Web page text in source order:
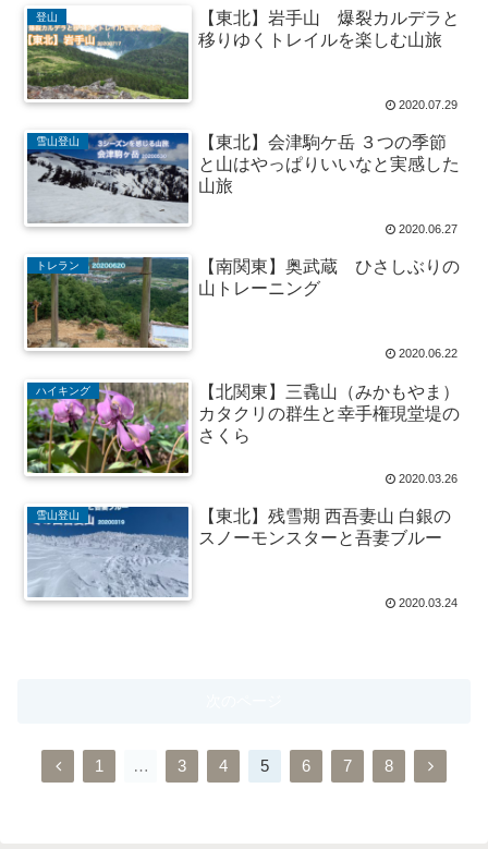
登山
【東北】岩手山 爆裂カルデラと
移りゆくトレイルを楽しむ山旅
2020.07.29
雪山登山
【東北】会津駒ケ岳 ３つの季節
と山はやっぱりいいなと実感した
山旅
2020.06.27
トレラン
【南関東】奥武蔵 ひさしぶりの
山トレーニング
2020.06.22
ハイキング
【北関東】三毳山（みかもやま）
カタクリの群生と幸手権現堂堤の
さくら
2020.03.26
雪山登山
【東北】残雪期 西吾妻山 白銀の
スノーモンスターと吾妻ブルー
2020.03.24
前
1 … 3 4 5 6 7 8
次